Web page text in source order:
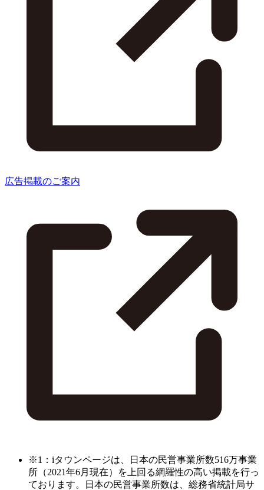
広告掲載のご案内
※1：iタウンページは、日本の民営事業所数516万事業
所（2021年6月現在）を上回る網羅性の高い掲載を行っ
ております。日本の民営事業所数は、総務省統計局サ